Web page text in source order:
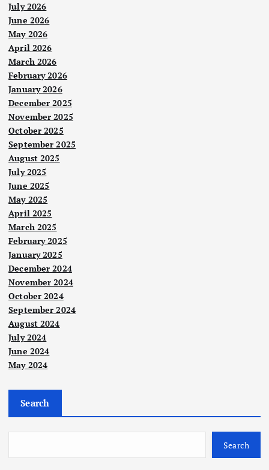
July 2026
June 2026
May 2026
April 2026
March 2026
February 2026
January 2026
December 2025
November 2025
October 2025
September 2025
August 2025
July 2025
June 2025
May 2025
April 2025
March 2025
February 2025
January 2025
December 2024
November 2024
October 2024
September 2024
August 2024
July 2024
June 2024
May 2024
Search
Search
Berit
a
Utam
a
war
puji
tind
n
TH
tan
kom
Utam
Cuti
Gol
Pavi
thra
n